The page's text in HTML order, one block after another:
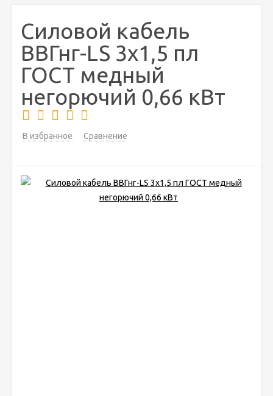
Силовой кабель
ВВГнг-LS 3х1,5 пл
ГОСТ медный
негорючий 0,66 кВт
В избранное Сравнение